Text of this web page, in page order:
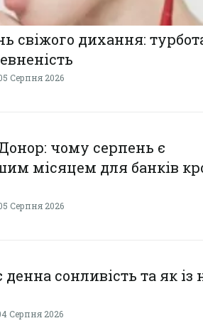
свіжого дихання:
Серпня 2026
чому серпень є
місяцем для банків
Серпня 2026
сонливість та як із
Серпня 2026